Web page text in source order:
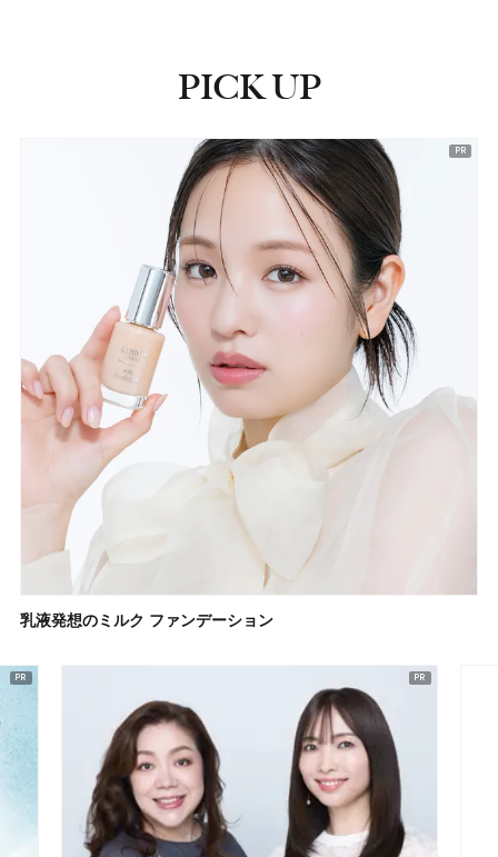
PICK UP
乳液発想のミルク ファンデーション